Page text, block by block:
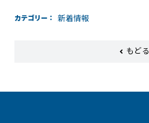
カテゴリー 新着情報
もどる